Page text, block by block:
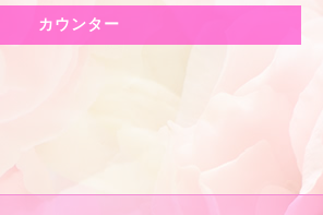
カウンター